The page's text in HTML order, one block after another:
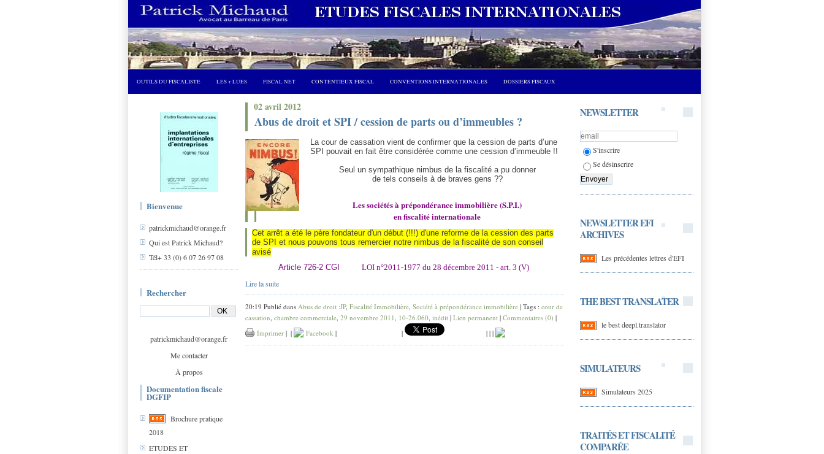
OUTILS DU FISCALISTE LES + LUES FISCAL NET CONTENTIEUX FISCAL CONVENTIONS INTERNATIONALES DOSSIERS FISCAUX
Bienvenue
patrickmichaud@orange.fr
Qui est Patrick Michaud?
Tél+ 33 (0) 6 07 26 97 08
Rechercher
patrickmichaud@orange.fr
Me contacter
À propos
Documentation fiscale
DGFIP
Brochure pratique
2018
ETUDES ET
NEWSLETTER
S'inscrire
Se désinscrire
NEWSLETTER EFI
ARCHIVES
Les précédentes lettres d'EFI
THE BEST TRANSLATER
le best deepl.translator
SIMULATEURS
Simulateurs 2025
TRAITÉS ET FISCALITÉ
COMPARÉE
02 avril 2012
Abus de droit et SPI / cession de parts ou d’immeubles ?
La cour de cassation vient de confirmer que la cession de parts d’une
SPI pouvait en fait être considérée comme une cession d’immeuble !!
Seul un sympathique nimbus de la fiscalité a pu donner
de tels conseils à de braves gens ??
Les sociétés à prépondérance immobilière (S.P.I.)
en fiscalité internationale
Cet arrêt a été le père fondateur d'un début (!!!) d'une reforme de la cession des parts
de SPI et nous pouvons tous remercier notre nimbus de la fiscalité de son conseil
avisé
Article 726-2 CGI
LOI n°2011-1977 du 28 décembre 2011 - art. 3 (V)
Lire la suite
20:19 Publié dans Abus de droit :JP, Fiscalité Immobilière, Société à prépondérance immobilière | Tags : cour de
cassation, chambre commerciale, 29 novembre 2011, 10-26.060, inédit | Lien permanent | Commentaires (0) |
Imprimer | | Facebook | | | | |